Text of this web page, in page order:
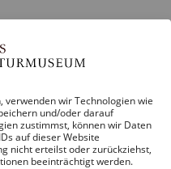
verwenden wir Technologien wie
und/oder darauf
zustimmst, können wir Daten
auf dieser Website
nicht erteilst oder zurückziehst,
beeinträchtigt werden.